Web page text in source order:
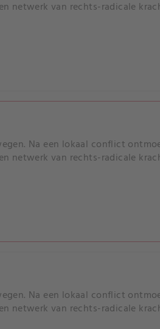
netwerk van rechts-radicale
Na een lokaal conflict
netwerk van rechts-radicale
Na een lokaal conflict
netwerk van rechts-radicale